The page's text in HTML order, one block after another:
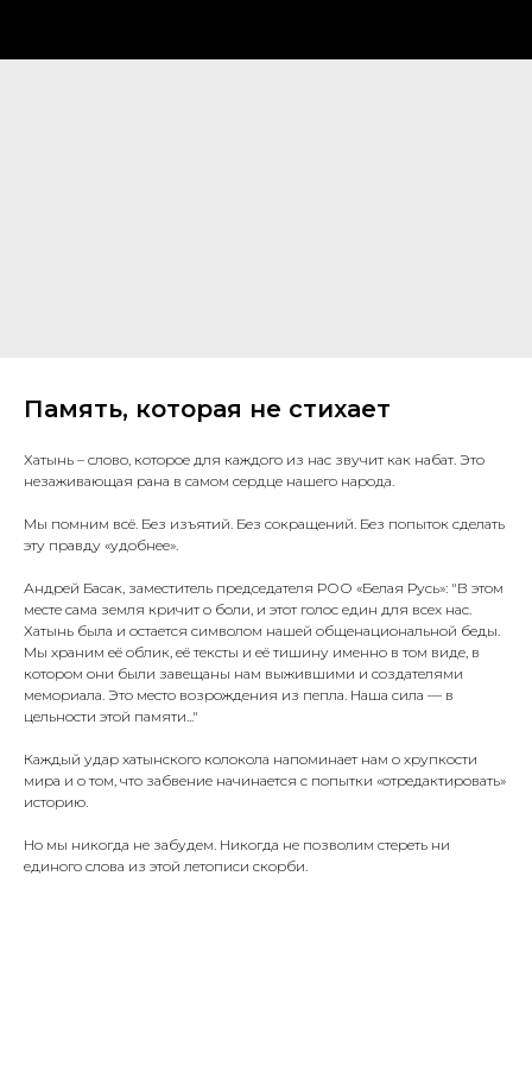
Память, которая не стихает
Хатынь – слово, которое для каждого из нас звучит как набат. Это
незаживающая рана в самом сердце нашего народа.
Мы помним всё. Без изъятий. Без сокращений. Без попыток сделать
эту правду «удобнее».
Андрей Басак, заместитель председателя РОО «Белая Русь»: "В этом
месте сама земля кричит о боли, и этот голос един для всех нас.
Хатынь была и остается символом нашей общенациональной беды.
Мы храним её облик, её тексты и её тишину именно в том виде, в
котором они были завещаны нам выжившими и создателями
мемориала. Это место возрождения из пепла. Наша сила — в
цельности этой памяти..."
Каждый удар хатынского колокола напоминает нам о хрупкости
мира и о том, что забвение начинается с попытки «отредактировать»
историю.
Но мы никогда не забудем. Никогда не позволим стереть ни
единого слова из этой летописи скорби.